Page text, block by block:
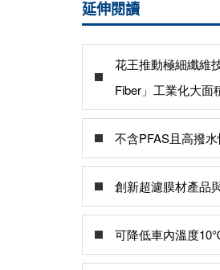
延伸閱讀
花王推動極細纖維
Fiber」工業化大面
不含PFAS且高撥
創新超濾膜材產品
可降低車內溫度